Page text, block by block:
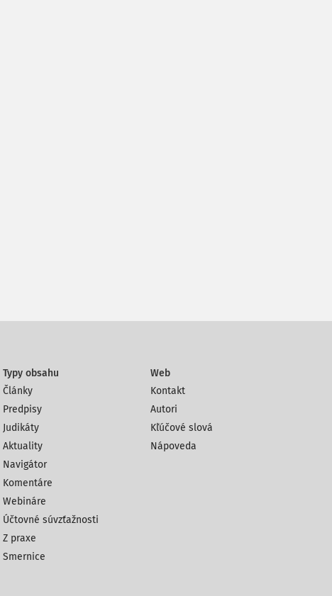
Typy obsahu
Články
Predpisy
Judikáty
Aktuality
Navigátor
Komentáre
Webináre
Účtovné súvzťažnosti
Z praxe
Smernice
Web
Kontakt
Autori
Kľúčové slová
Nápoveda